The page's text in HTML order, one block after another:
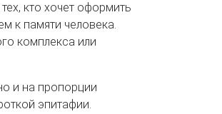
кто хочет оформить
к памяти человека.
комплекса или
и на пропорции
эпитафии.